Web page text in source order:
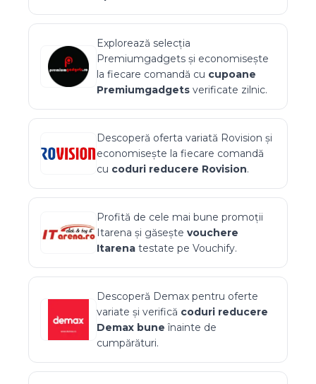
Explorează selecția
Premiumgadgets și economisește
la fiecare comandă cu cupoane
Premiumgadgets verificate zilnic.
Descoperă oferta variată Rovision și
economisește la fiecare comandă
cu coduri reducere Rovision.
Profită de cele mai bune promoții
Itarena și găsește vouchere
Itarena testate pe Vouchify.
Descoperă Demax pentru oferte
variate și verifică coduri reducere
Demax bune înainte de
cumpărături.